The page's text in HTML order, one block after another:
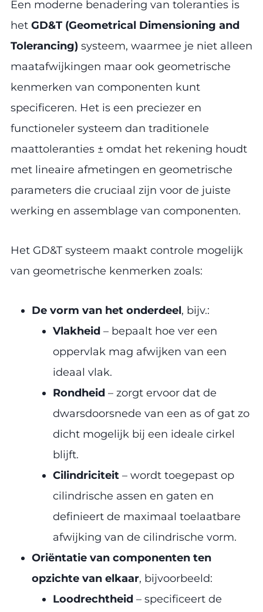
Een moderne benadering van toleranties is
het GD&T (Geometrical Dimensioning and
Tolerancing) systeem, waarmee je niet alleen
maatafwijkingen maar ook geometrische
kenmerken van componenten kunt
specificeren. Het is een preciezer en
functioneler systeem dan traditionele
maattoleranties ± omdat het rekening houdt
met lineaire afmetingen en geometrische
parameters die cruciaal zijn voor de juiste
werking en assemblage van componenten.
Het GD&T systeem maakt controle mogelijk
van geometrische kenmerken zoals:
De vorm van het onderdeel, bijv.:
Vlakheid – bepaalt hoe ver een
oppervlak mag afwijken van een
ideaal vlak.
Rondheid – zorgt ervoor dat de
dwarsdoorsnede van een as of gat zo
dicht mogelijk bij een ideale cirkel
blijft.
Cilindriciteit – wordt toegepast op
cilindrische assen en gaten en
definieert de maximaal toelaatbare
afwijking van de cilindrische vorm.
Oriëntatie van componenten ten
opzichte van elkaar, bijvoorbeeld:
Loodrechtheid – specificeert de